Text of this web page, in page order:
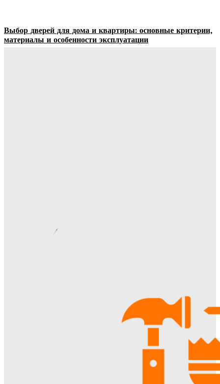
Выбор дверей для дома и квартиры: основные критерии,
материалы и особенности эксплуатации